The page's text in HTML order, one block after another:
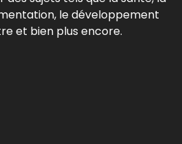
le développement
et bien plus encore.